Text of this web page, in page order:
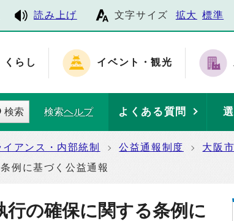
読み上げ 文字サイズ 拡大 標準
くらし イベント・観光
検索 検索ヘルプ よくある質問
イアンス・内部統制 公益通報制度
大阪
例に基づく公益通報
の確保に関する条例に